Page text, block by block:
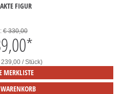
FIGUR
€ 330,00
*
/ Stück)
MERKLISTE